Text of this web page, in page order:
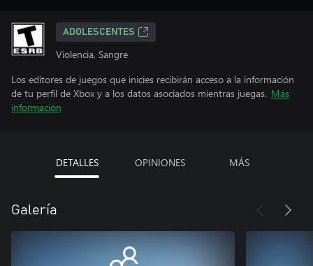
ADOLESCENTES
Violencia, Sangre
Los editores de juegos que inicies recibirán acceso a la información
de tu perfil de Xbox y a los datos asociados mientras juegas. Más
información
DETALLES OPINIONES MÁS
Galería